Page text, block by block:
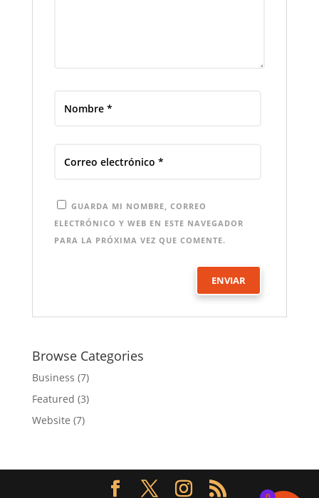
GUARDA MI NOMBRE, CORREO
ELECTRÓNICO Y WEB EN ESTE NAVEGADOR
PARA LA PRÓXIMA VEZ QUE COMENTE.
Browse Categories
Business (7)
Featured (3)
Website (7)